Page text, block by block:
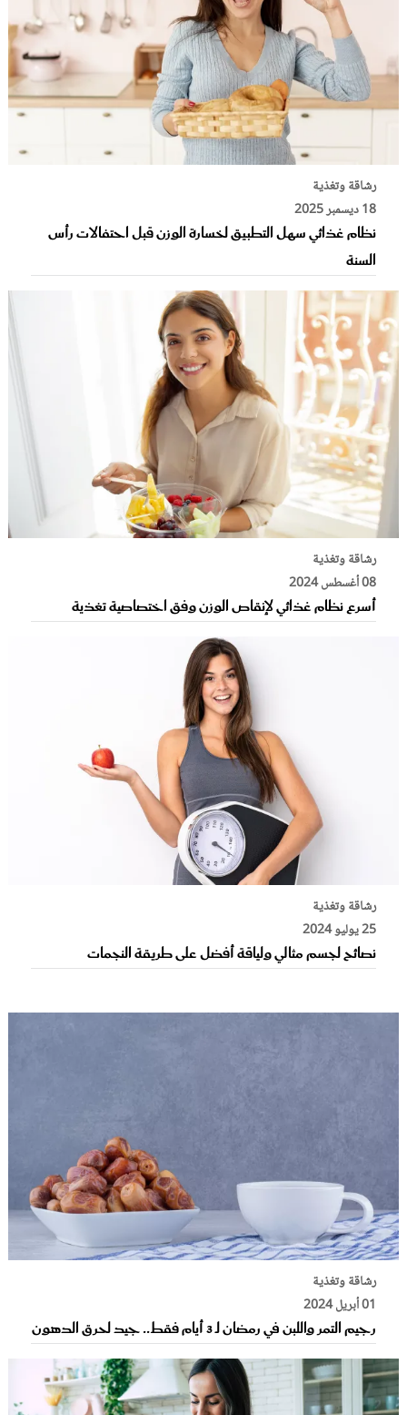
رشاقة وتغذية
18 ديسمبر 2025
نظام غذائي سهل التطبيق لخسارة الوزن قبل احتفالات رأس
السنة
رشاقة وتغذية
08 أغسطس 2024
أسرع نظام غذائي لإنقاص الوزن وفق اختصاصية تغذية
رشاقة وتغذية
25 يوليو 2024
نصائح لجسم مثالي ولياقة أفضل على طريقة النجمات
رشاقة وتغذية
01 أبريل 2024
رجيم التمر واللبن في رمضان لـ 3 أيام فقط.. جيد لحرق الدهون